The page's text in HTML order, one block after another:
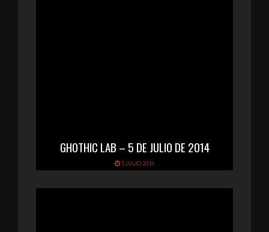
GHOTHIC LAB – 5 DE JULIO DE 2014
5 JULIO 2014